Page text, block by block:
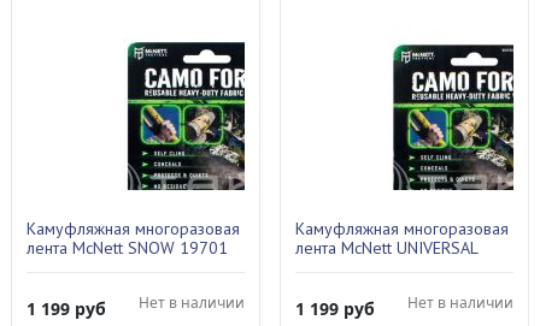
Камуфляжная многоразовая
лента McNett SNOW 19701
1 199 руб Нет в наличии
Камуфляжная многоразовая
лента McNett UNIVERSAL
1 199 руб Нет в наличии